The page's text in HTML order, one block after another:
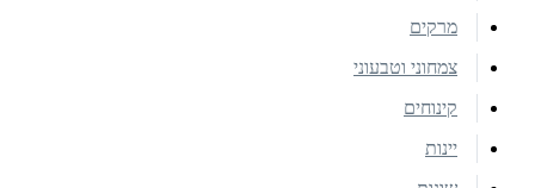
מרקים
צמחוני וטבעוני
קינוחים
יינות